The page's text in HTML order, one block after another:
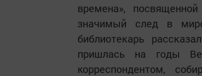
времена»,
значимый след в
библиотекарь
пришлась на годы
корреспондентом,